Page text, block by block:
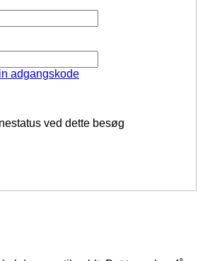
adgangskode
ved dette besøg